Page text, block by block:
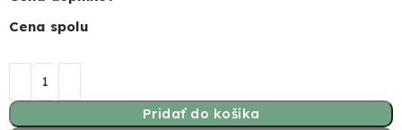
Cena spolu
Pridať do košíka